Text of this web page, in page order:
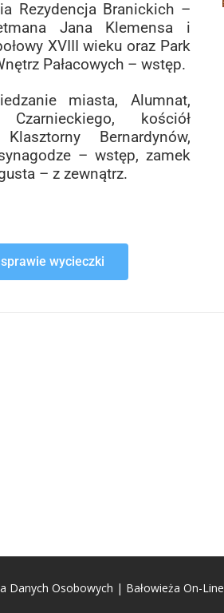
Rezydencja Branickich –
Jana Klemensa i
XVIII wieku oraz Park
Pałacowych – wstęp.
miasta, Alumnat,
kościół
Bernardynów,
– wstęp, zamek
– z zewnątrz.
wycieczki
Danych Osobowych | Bałowieża On-Line